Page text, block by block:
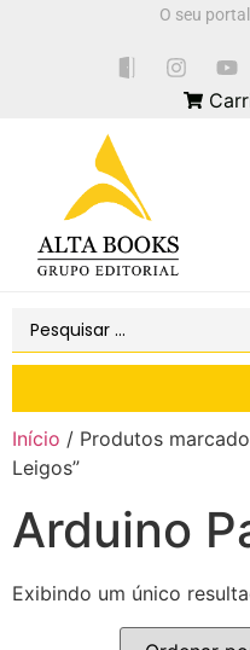
O seu
Início / Produtos
Leigos”
Arduino
Exibindo um único